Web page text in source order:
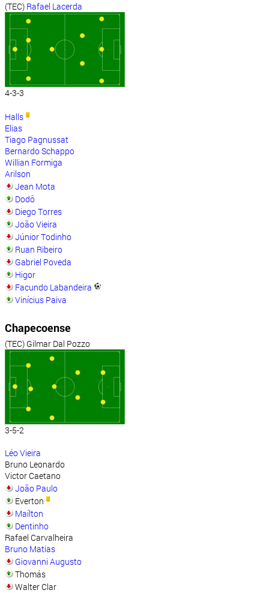
(TEC) Rafael Lacerda
4-3-3
Halls
Elias
Tiago Pagnussat
Bernardo Schappo
Willian Formiga
Arilson
Jean Mota
Dodô
Diego Torres
João Vieira
Júnior Todinho
Ruan Ribeiro
Gabriel Poveda
Higor
Facundo Labandeira
Vinícius Paiva
Chapecoense
(TEC) Gilmar Dal Pozzo
3-5-2
Léo Vieira
Bruno Leonardo
Victor Caetano
João Paulo
Everton
Maílton
Dentinho
Rafael Carvalheira
Bruno Matias
Giovanni Augusto
Thomás
Walter Clar